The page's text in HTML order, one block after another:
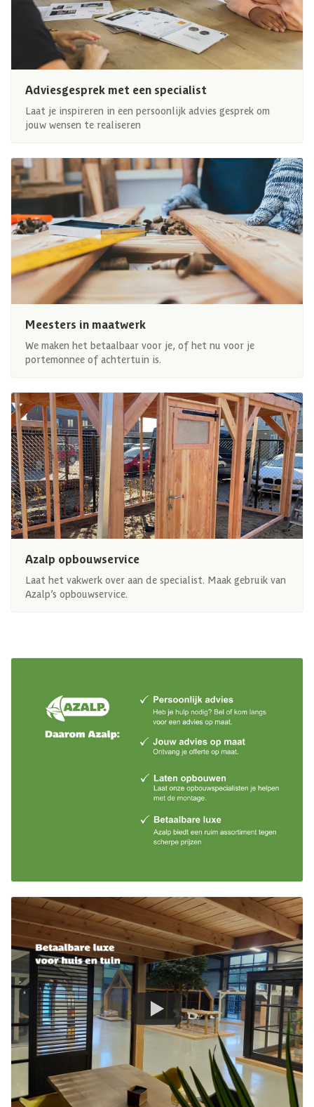
Adviesgesprek met een specialist
Laat je inspireren in een persoonlijk advies gesprek om
jouw wensen te realiseren
Meesters in maatwerk
We maken het betaalbaar voor je, of het nu voor je
portemonnee of achtertuin is.
Azalp opbouwservice
Laat het vakwerk over aan de specialist. Maak gebruik van
Azalp’s opbouwservice.